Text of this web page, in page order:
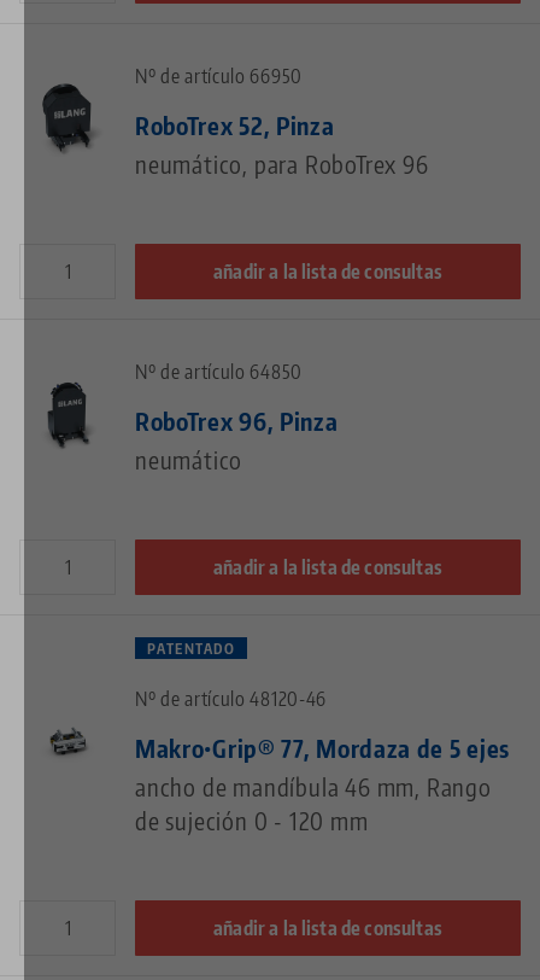
Nº de artículo 66950
RoboTrex 52, Pinza
neumático, para RoboTrex 96
añadir a la lista de consultas
Nº de artículo 64850
RoboTrex 96, Pinza
neumático
añadir a la lista de consultas
PATENTADO
Nº de artículo 48120-46
Makro•Grip® 77, Mordaza de 5 ejes
ancho de mandíbula 46 mm, Rango
de sujeción 0 - 120 mm
añadir a la lista de consultas